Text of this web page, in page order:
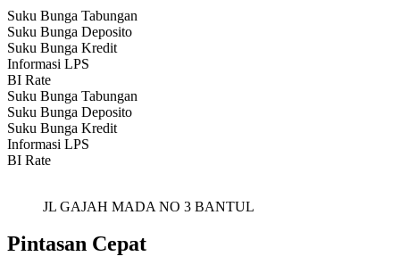
Suku Bunga Tabungan
Suku Bunga Deposito
Suku Bunga Kredit
Informasi LPS
BI Rate
Suku Bunga Tabungan
Suku Bunga Deposito
Suku Bunga Kredit
Informasi LPS
BI Rate
JL GAJAH MADA NO 3 BANTUL
Pintasan Cepat